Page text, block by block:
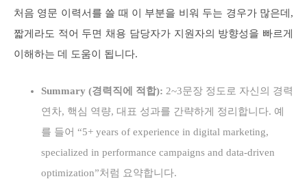
처음 영문 이력서를 쓸 때 이 부분을 비워 두는 경우가 많은데,
짧게라도 적어 두면 채용 담당자가 지원자의 방향성을 빠르게
이해하는 데 도움이 됩니다.
Summary (경력직에 적합): 2~3문장 정도로 자신의 경력
연차, 핵심 역량, 대표 성과를 간략하게 정리합니다. 예
를 들어 “5+ years of experience in digital marketing,
specialized in performance campaigns and data-driven
optimization”처럼 요약합니다.